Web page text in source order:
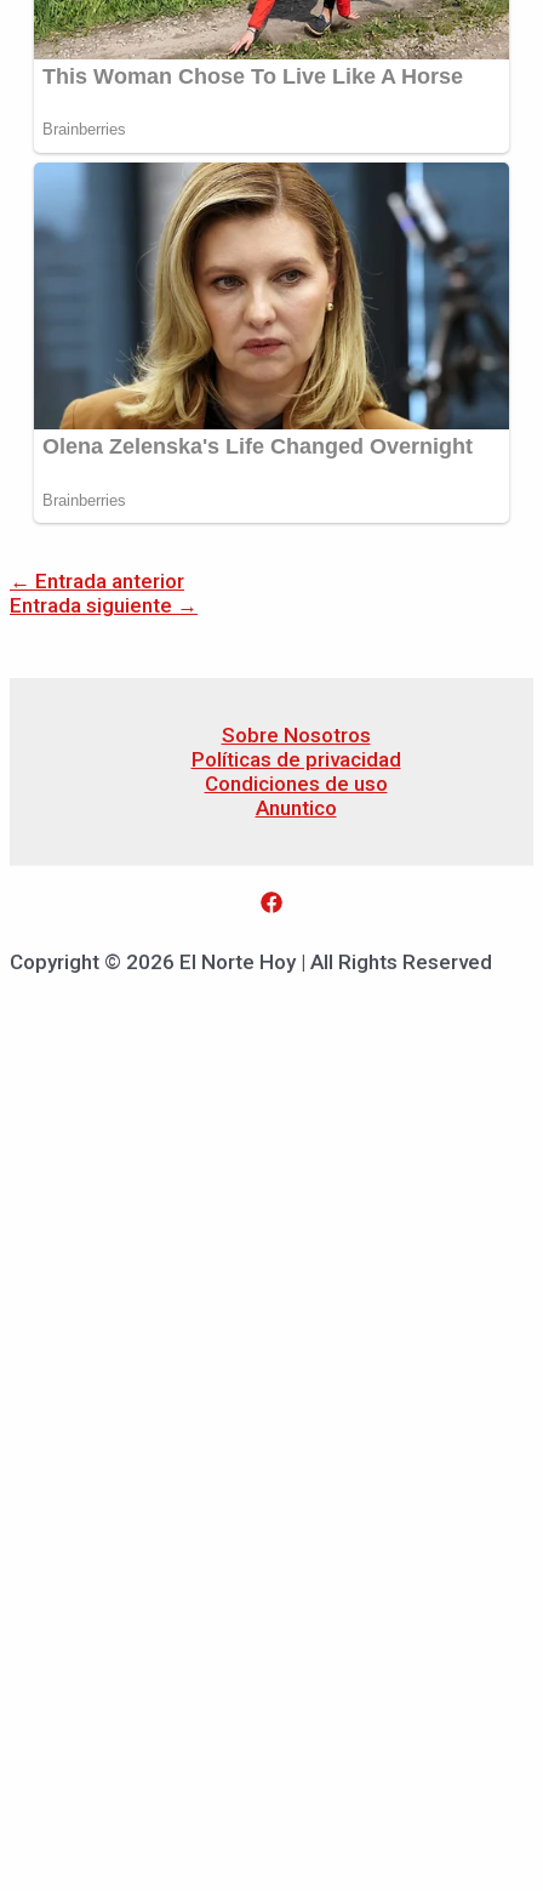
← Entrada anterior
Entrada siguiente →
Sobre Nosotros
Políticas de privacidad
Condiciones de uso
Anuntico
Copyright © 2026 El Norte Hoy | All Rights Reserved